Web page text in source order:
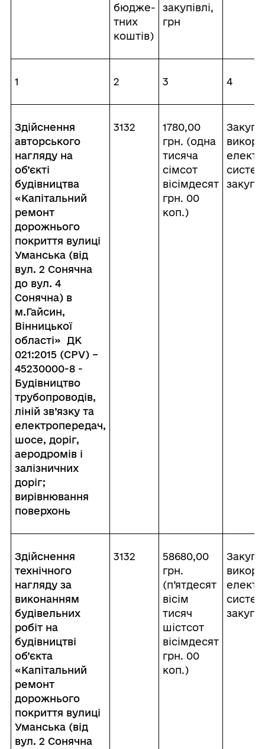
бюдже-
тних
коштів)
закупівлі,
грн
1 2 3 4
Здійснення
авторського
нагляду на
об’єкті
будівництва
«Капітальний
ремонт
дорожнього
покриття вулиці
Уманська (від
вул. 2 Сонячна
до вул. 4
Сонячна) в
м.Гайсин,
Вінницької
області» ДК
021:2015 (СPV) –
45230000-8 -
Будівництво
трубопроводів,
ліній зв’язку та
електропередач,
шосе, доріг,
аеродромів і
залізничних
доріг;
вирівнювання
поверхонь
3132
1780,00
грн. (одна
тисяча
сімсот
вісімдесят
грн. 00
коп.)
Здійснення
технічного
нагляду за
виконанням
будівельних
робіт на
будівництві
об’єкта
«Капітальний
ремонт
дорожнього
покриття вулиці
Уманська (від
вул. 2 Сонячна
3132
58680,00
грн.
(п’ятдесят
вісім
тисяч
шістсот
вісімдесят
грн. 00
коп.)